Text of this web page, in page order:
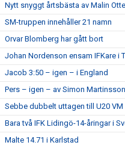
Nytt snyggt årtsbästa av Malin
SM-truppen innehåller 21 namn
Orvar Blomberg har gått bort
Johan Nordenson ensam IFKare i
Jacob 3:50 – igen – i England
Pers – igen – av Simon Martinsson
Sebbe dubbelt uttagen till U20 VM
Bara två IFK Lidingö-14-åringar i
Malte 14.71 i Karlstad